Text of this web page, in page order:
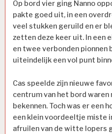
Op bord vier ging Nanno
pakte goed uit, in een
veel stukken geruild en er
zetten deze keer uit. In een
en twee verbonden
uiteindelijk een vol punt
Cas speelde zijn nieuwe
centrum van het bord
bekennen. Toch was er een
een klein voordeeltje miste
afruilen van de witte lopers